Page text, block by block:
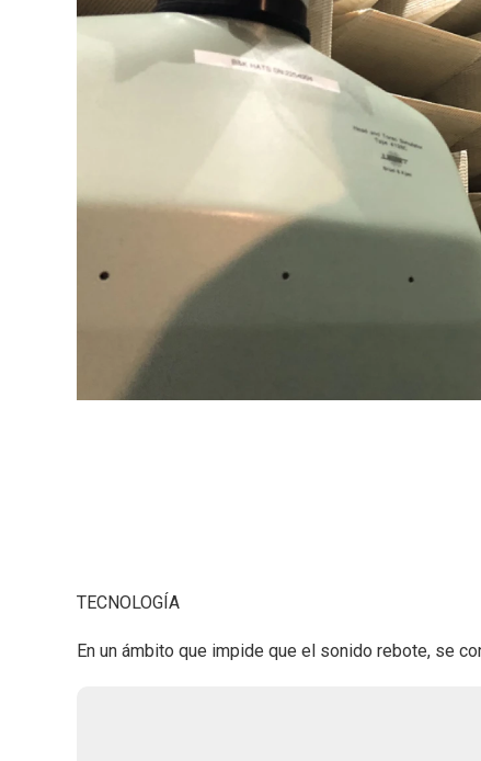
TECNOLOGÍA
En un ámbito que impide que el sonido rebote, se